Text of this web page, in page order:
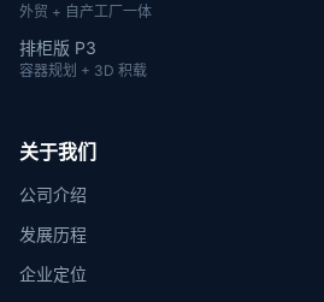
外贸 + 自产工厂一体
排柜版 P3
容器规划 + 3D 积载
关于我们
公司介绍
发展历程
企业定位